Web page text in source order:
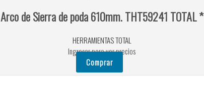
Arco de Sierra de poda 610mm. THT59241 TOTAL *
HERRAMIENTAS TOTAL
Ingresar para ver precios
Comprar